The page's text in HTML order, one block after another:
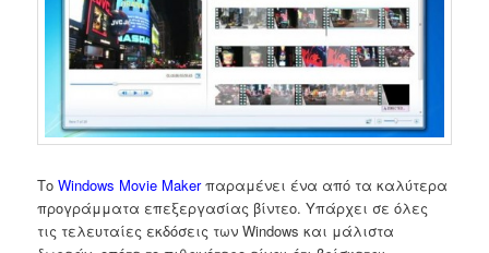
Το Windows Movie Makerπαραμένει ένα από τα καλύτερα
προγράμματα επεξεργασίας βίντεο. Υπάρχει σε όλες
τις τελευταίες εκδόσεις των Windows και μάλιστα